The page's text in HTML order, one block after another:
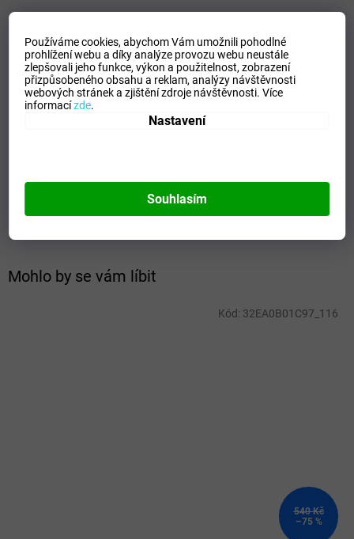
Používáme cookies, abychom Vám umožnili pohodlné
prohlížení webu a díky analýze provozu webu neustále
zlepšovali jeho funkce, výkon a použitelnost,zobrazení
přizpůsobeného obsahu a reklam, analýzy návštěvnosti
webových stránek a zjištění zdroje návštěvnosti.Více
informacízde.
Nastavení
Souhlasím
Mohlo by se vám líbit
540 Kč
–75 %
Kód: 32EA0B01C97_116
Doplňkové parametry
Kategorie:
Dětská trika
EAN:
5054698769355
100% Polyester
Barva: Royal/White